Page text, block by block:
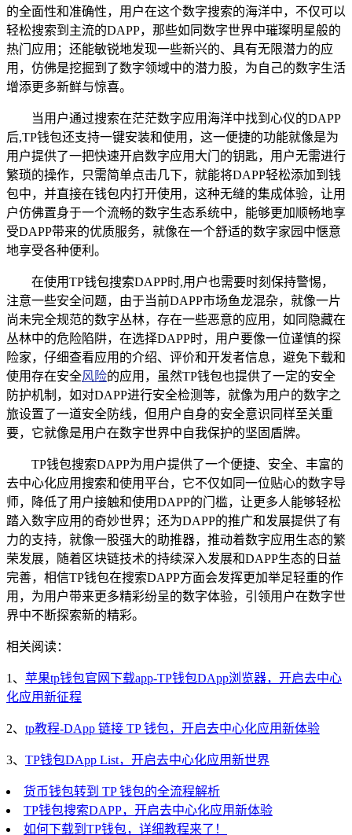
的全面性和准确性，用户在这个数字搜索的海洋中，不仅可以
轻松搜索到主流的DAPP，那些如同数字世界中璀璨明星般的
热门应用；还能敏锐地发现一些新兴的、具有无限潜力的应
用，仿佛是挖掘到了数字领域中的潜力股，为自己的数字生活
增添更多新鲜与惊喜。
当用户通过搜索在茫茫数字应用海洋中找到心仪的DAPP
后,TP钱包还支持一键安装和使用，这一便捷的功能就像是为
用户提供了一把快速开启数字应用大门的钥匙，用户无需进行
繁琐的操作，只需简单点击几下，就能将DAPP轻松添加到钱
包中，并直接在钱包内打开使用，这种无缝的集成体验，让用
户仿佛置身于一个流畅的数字生态系统中，能够更加顺畅地享
受DAPP带来的优质服务，就像在一个舒适的数字家园中惬意
地享受各种便利。
在使用TP钱包搜索DAPP时,用户也需要时刻保持警惕，
注意一些安全问题，由于当前DAPP市场鱼龙混杂，就像一片
尚未完全规范的数字丛林，存在一些恶意的应用，如同隐藏在
丛林中的危险陷阱，在选择DAPP时，用户要像一位谨慎的探
险家，仔细查看应用的介绍、评价和开发者信息，避免下载和
使用存在安全风险的应用，虽然TP钱包也提供了一定的安全
防护机制，如对DAPP进行安全检测等，就像为用户的数字之
旅设置了一道安全防线，但用户自身的安全意识同样至关重
要，它就像是用户在数字世界中自我保护的坚固盾牌。
TP钱包搜索DAPP为用户提供了一个便捷、安全、丰富的
去中心化应用搜索和使用平台，它不仅如同一位贴心的数字导
师，降低了用户接触和使用DAPP的门槛，让更多人能够轻松
踏入数字应用的奇妙世界；还为DAPP的推广和发展提供了有
力的支持，就像一股强大的助推器，推动着数字应用生态的繁
荣发展，随着区块链技术的持续深入发展和DAPP生态的日益
完善，相信TP钱包在搜索DAPP方面会发挥更加举足轻重的作
用，为用户带来更多精彩纷呈的数字体验，引领用户在数字世
界中不断探索新的精彩。
相关阅读：
1、 苹果tp钱包官网下载app-TP钱包DApp浏览器，开启去中心
化应用新征程
2、 tp教程-DApp 链接 TP 钱包，开启去中心化应用新体验
3、 TP钱包DApp List，开启去中心化应用新世界
货币钱包转到 TP 钱包的全流程解析
TP钱包搜索DAPP，开启去中心化应用新体验
如何下载到TP钱包，详细教程来了！